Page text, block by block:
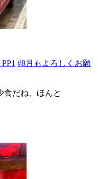
#8月もよろしくお願
食だね、ほんと